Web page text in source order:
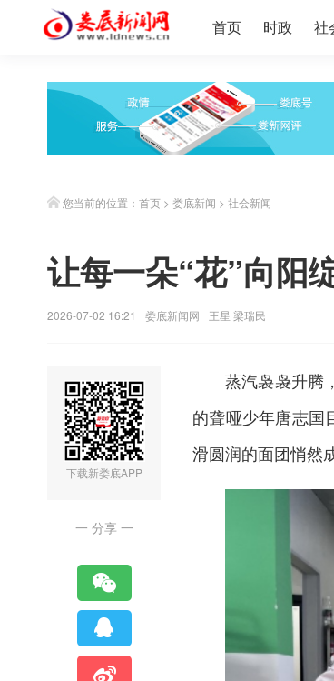
首页 时政 社
您当前的位置： 首页 > 娄底新闻 > 社会新闻
让每一朵“花”向阳
2026-07-02 16:21 娄底新闻网 王星 梁瑞民
下载新娄底APP
一 分享 一
蒸汽袅袅升腾
的聋哑少年唐志国
滑圆润的面团悄然